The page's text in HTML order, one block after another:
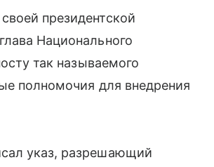
президентской
Национального
так называемого
полномочия для внедрения
указ, разрешающий